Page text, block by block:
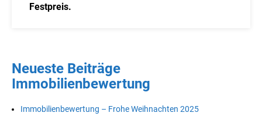
Festpreis.
Neueste Beiträge
Immobilienbewertung
Immobilienbewertung – Frohe Weihnachten 2025